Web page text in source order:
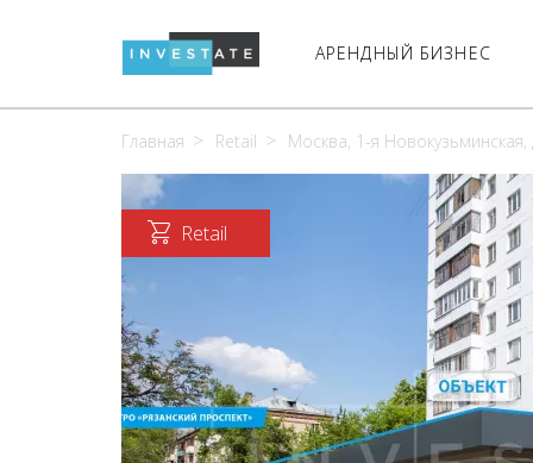
АРЕНДНЫЙ БИЗНЕС
Главная Retail Москва, 1-я Новокузьминская,
Retail